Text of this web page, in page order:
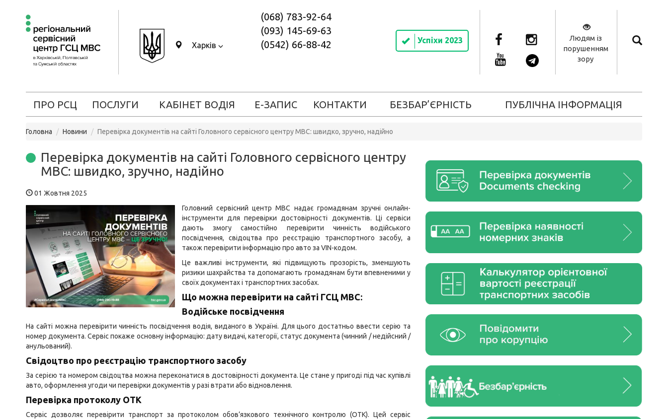
Харків
(068) 783-92-64
(093) 145-69-63
(0542) 66-88-42
Успіхи 2023
Людям із
порушенням
зору
ПРО РСЦ ПОСЛУГИ КАБІНЕТ ВОДІЯ Е-ЗАПИС КОНТАКТИ БЕЗБАР’ЄРНІСТЬ ПУБЛІЧНА ІНФОРМАЦІЯ
Головна Новини Перевірка документів на сайті Головного сервісного центру МВС: швидко, зручно, надійно
Перевірка документів на сайті Головного сервісного центру
МВС: швидко, зручно, надійно
01 Жовтня 2025
Головний сервісний центр МВС надає громадянам зручні онлайн-
інструменти для перевірки достовірності документів. Ці сервіси
дають змогу самостійно перевірити чинність водійського
посвідчення, свідоцтва про реєстрацію транспортного засобу, а
також перевірити інформацію про авто за VIN-кодом.
Це важливі інструменти, які підвищують прозорість, зменшують
ризики шахрайства та допомагають громадянам бути впевненими у
своїх документах і транспортних засобах.
Що можна перевірити на сайті ГСЦ МВС:
Водійське посвідчення
На сайті можна перевірити чинність посвідчення водія, виданого в Україні. Для цього достатньо ввести серію та
номер документа. Сервіс покаже основну інформацію: дату видачі, категорії, статус документа (чинний / недійсний /
анульований).
Свідоцтво про реєстрацію транспортного засобу
За серією та номером свідоцтва можна переконатися в достовірності документа. Це стане у пригоді під час купівлі
авто, оформлення угоди чи перевірки документів у разі втрати або відновлення.
Перевірка протоколу ОТК
Сервіс дозволяє перевірити транспорт за протоколом обов’язкового технічного контролю (ОТК). Цей сервіс